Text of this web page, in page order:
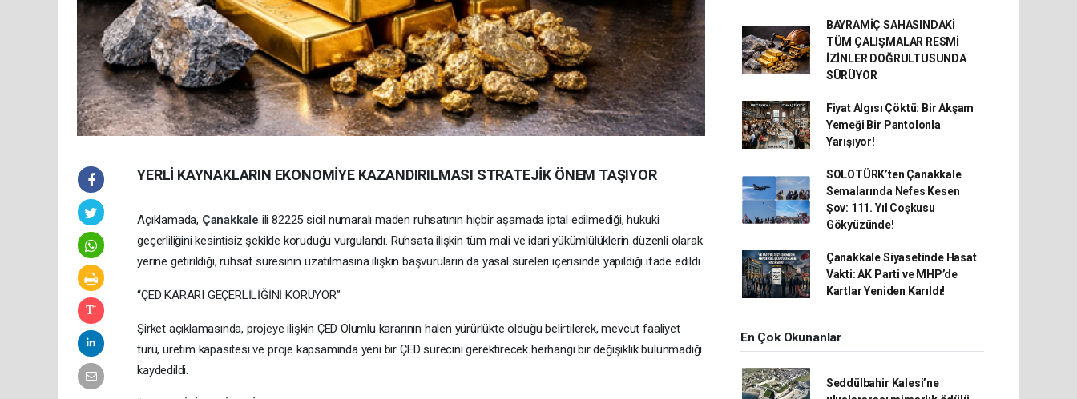
YERLİ KAYNAKLARIN EKONOMİYE KAZANDIRILMASI STRATEJİK ÖNEM TAŞIYOR
Açıklamada, Çanakkale ili 82225 sicil numaralı maden ruhsatının hiçbir aşamada iptal edilmediği, hukuki
geçerliliğini kesintisiz şekilde koruduğu vurgulandı. Ruhsata ilişkin tüm mali ve idari yükümlülüklerin düzenli olarak
yerine getirildiği, ruhsat süresinin uzatılmasına ilişkin başvuruların da yasal süreleri içerisinde yapıldığı ifade edildi.
“ÇED KARARI GEÇERLİLİĞİNİ KORUYOR”
Şirket açıklamasında, projeye ilişkin ÇED Olumlu kararının halen yürürlükte olduğu belirtilerek, mevcut faaliyet
türü, üretim kapasitesi ve proje kapsamında yeni bir ÇED sürecini gerektirecek herhangi bir değişiklik bulunmadığı
kaydedildi.
BAYRAMİÇ SAHASINDAKİ
TÜM ÇALIŞMALAR RESMİ
İZİNLER DOĞRULTUSUNDA
SÜRÜYOR
Fiyat Algısı Çöktü: Bir Akşam
Yemeği Bir Pantolonla
Yarışıyor!
SOLOTÜRK’ten Çanakkale
Semalarında Nefes Kesen
Şov: 111. Yıl Coşkusu
Gökyüzünde!
Çanakkale Siyasetinde Hasat
Vakti: AK Parti ve MHP’de
Kartlar Yeniden Karıldı!
En Çok Okunanlar
Seddülbahir Kalesi’ne